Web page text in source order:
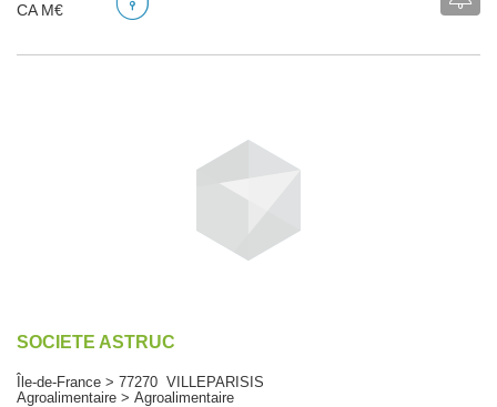
CA M€
SOCIETE ASTRUC
Île-de-France > 77270 VILLEPARISIS
Agroalimentaire > Agroalimentaire